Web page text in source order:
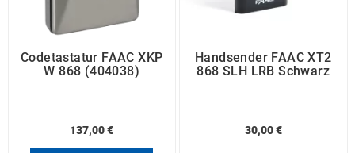
Codetastatur FAAC XKP
W 868 (404038)
137,00 €
Handsender FAAC XT2
868 SLH LRB Schwarz
30,00 €